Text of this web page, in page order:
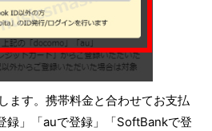
ます。携帯料金と合わせてお支払
録」「auで登録」「SoftBankで登